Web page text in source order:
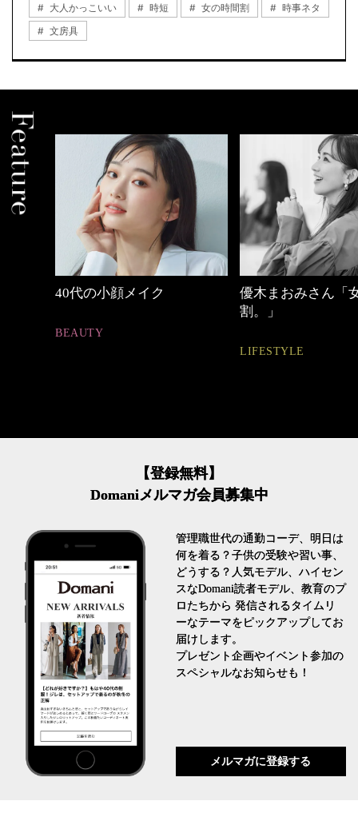
大人かっこいい 時短 女の時間割
時事ネタ
文房具
優木まおみさん「女の時間
心地よくいられる
とは
FASHION
【登録無料】
Domaniメルマガ会員募集中
管理職世代の通勤コーデ、明日は
何を着る？子供の受験や習い事、
どうする？人気モデル、ハイセン
スなDomani読者モデル、教育のプ
ロたちから 発信されるタイムリ
ーなテーマをピックアップしてお
届けします。
プレゼント企画やイベント参加の
スペシャルなお知らせも！
メルマガに登録する